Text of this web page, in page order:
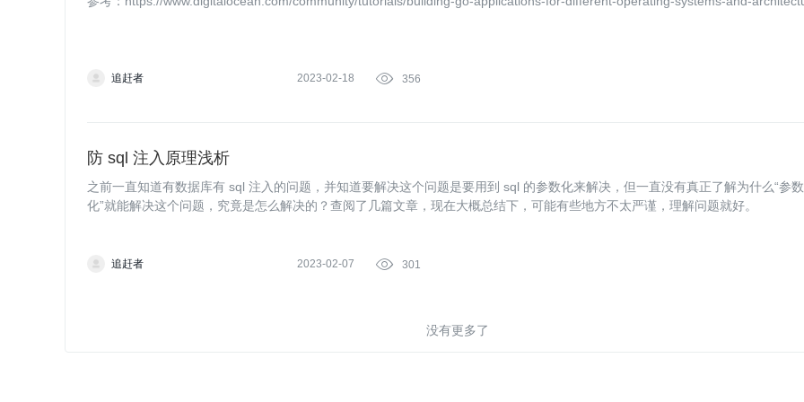
追赶者 2023-02-18  356
防 sql 注入原理浅析
之前一直知道有数据库有 sql 注入的问题，并知道要解决这个问题是要用到 sql 的参数化来解决，但一直没有真正了解为什么“参数
化”就能解决这个问题，究竟是怎么解决的？查阅了几篇文章，现在大概总结下，可能有些地方不太严谨，理解问题就好。
追赶者 2023-02-07  301
没有更多了